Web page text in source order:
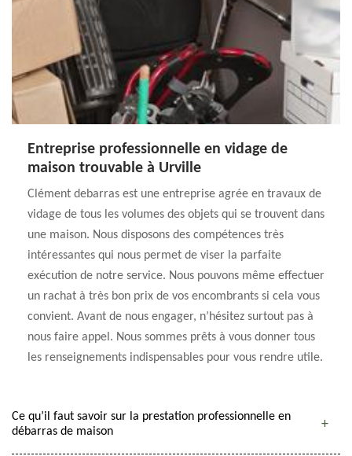
Entreprise professionnelle en vidage de
maison trouvable à Urville
Clément debarras est une entreprise agrée en travaux de
vidage de tous les volumes des objets qui se trouvent dans
une maison. Nous disposons des compétences très
intéressantes qui nous permet de viser la parfaite
exécution de notre service. Nous pouvons même effectuer
un rachat à très bon prix de vos encombrants si cela vous
convient. Avant de nous engager, n’hésitez surtout pas à
nous faire appel. Nous sommes prêts à vous donner tous
les renseignements indispensables pour vous rendre utile.
Ce qu’il faut savoir sur la prestation professionnelle en
débarras de maison